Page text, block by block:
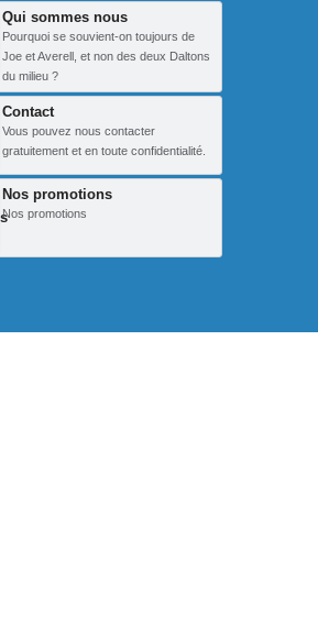
Qui sommes nous
Pourquoi se souvient-on toujours de
Joe et Averell, et non des deux Daltons
du milieu ?
Contact
Vous pouvez nous contacter
gratuitement et en toute confidentialité.
Nos promotions
Nos promotions